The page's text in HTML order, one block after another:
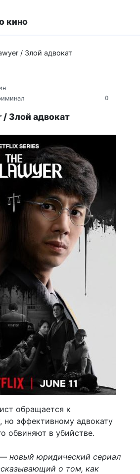
кино
/ Злой адвокат
0
/ Злой адвокат
обращается к
но эффективному адвокату
обвиняют в убийстве.
новый юридический сериал
о том, как